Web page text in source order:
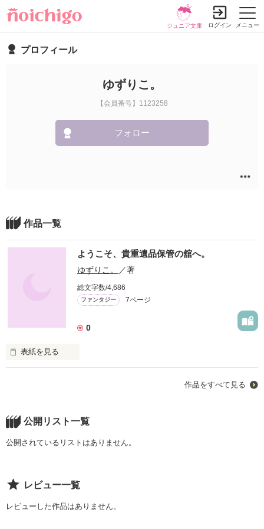
メニュー
ジュニア文庫 ログイン
プロフィール
ゆずりこ。
【会員番号】1123258
フォロー
作品一覧
ようこそ、貴重遺品保管の舘へ。
ゆずりこ。 ／著
総文字数/4,686
ファンタジー 7ページ
0
表紙を見る
る場所。
語。
作品をすべて見る
公開リスト一覧
公開されているリストはありません。
レビュー一覧
レビューした作品はありません。